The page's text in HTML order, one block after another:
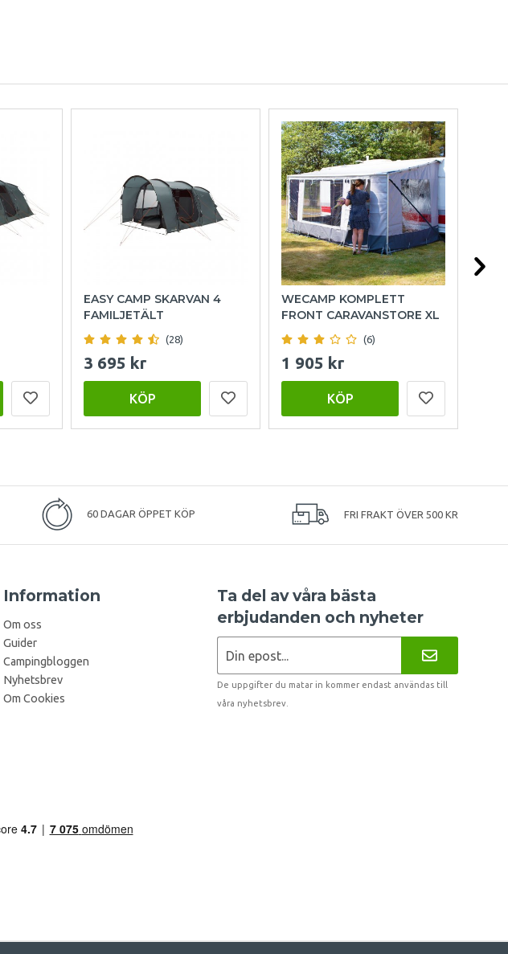
EASY CAMP SKARVAN 4
FAMILJETÄLT
(28)
3 695 kr
KÖP
WECAMP KOMPLETT
FRONT CARAVANSTORE XL
(6)
1 905 kr
KÖP
60 DAGAR ÖPPET KÖP FRI FRAKT ÖVER 500 KR
Information
Om oss
Guider
Campingbloggen
Nyhetsbrev
Om Cookies
Ta del av våra bästa
erbjudanden och nyheter
De uppgifter du matar in kommer endast användas till
våra nyhetsbrev.